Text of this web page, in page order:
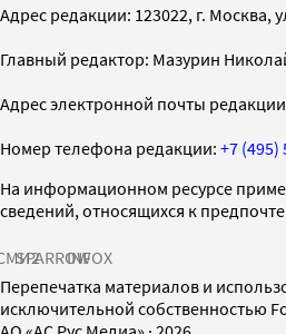
Адрес редакции: 123022, г. Москва,
Главный редактор: Мазурин
Адрес электронной почты
Номер телефона редакции: +7 (495)
На информационном ресурсе
сведений, относящихся к
SPARROWINFOX
Перепечатка материалов и
исключительной собственностью